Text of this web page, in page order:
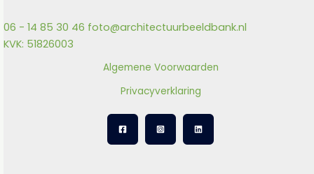
06 - 14 85 30 46 foto@architectuurbeeldbank.nl
KVK: 51826003
Algemene Voorwaarden
Privacyverklaring